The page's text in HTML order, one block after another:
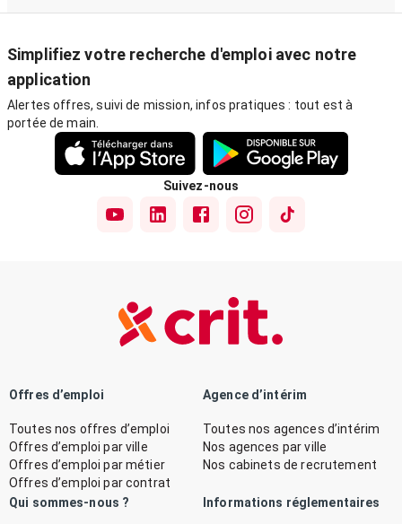
Simplifiez votre recherche d'emploi avec notre
application
Alertes offres, suivi de mission, infos pratiques : tout est à
portée de main.
Suivez-nous
Offres d’emploi
Toutes nos offres d’emploi
Offres d’emploi par ville
Offres d’emploi par métier
Offres d’emploi par contrat
Agence d’intérim
Toutes nos agences d’intérim
Nos agences par ville
Nos cabinets de recrutement
Qui sommes-nous ? Informations réglementaires